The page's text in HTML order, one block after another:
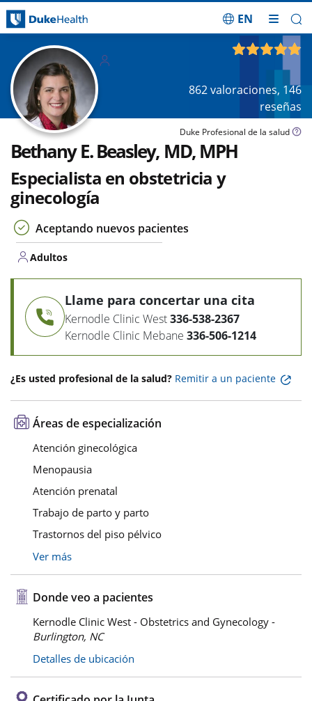
EN
4.92de 5
862valoraciones, 146
reseñas
Duke Profesional de la salud
Bethany E. Beasley, MD, MPH
Especialista en obstetricia y
ginecología
Aceptando nuevos pacientes
Adultos
Llame para concertar una cita
Kernodle Clinic West336-538-2367
Kernodle Clinic Mebane 336-506-1214
¿Es usted profesional de la salud? Remitir a un paciente
Áreas de especialización
Atención ginecológica
Menopausia
Atención prenatal
Trabajo de parto y parto
Trastornos del piso pélvico
Ver más
Donde veo a pacientes
Kernodle Clinic West - Obstetrics and Gynecology -
Burlington, NC
Detalles de ubicación